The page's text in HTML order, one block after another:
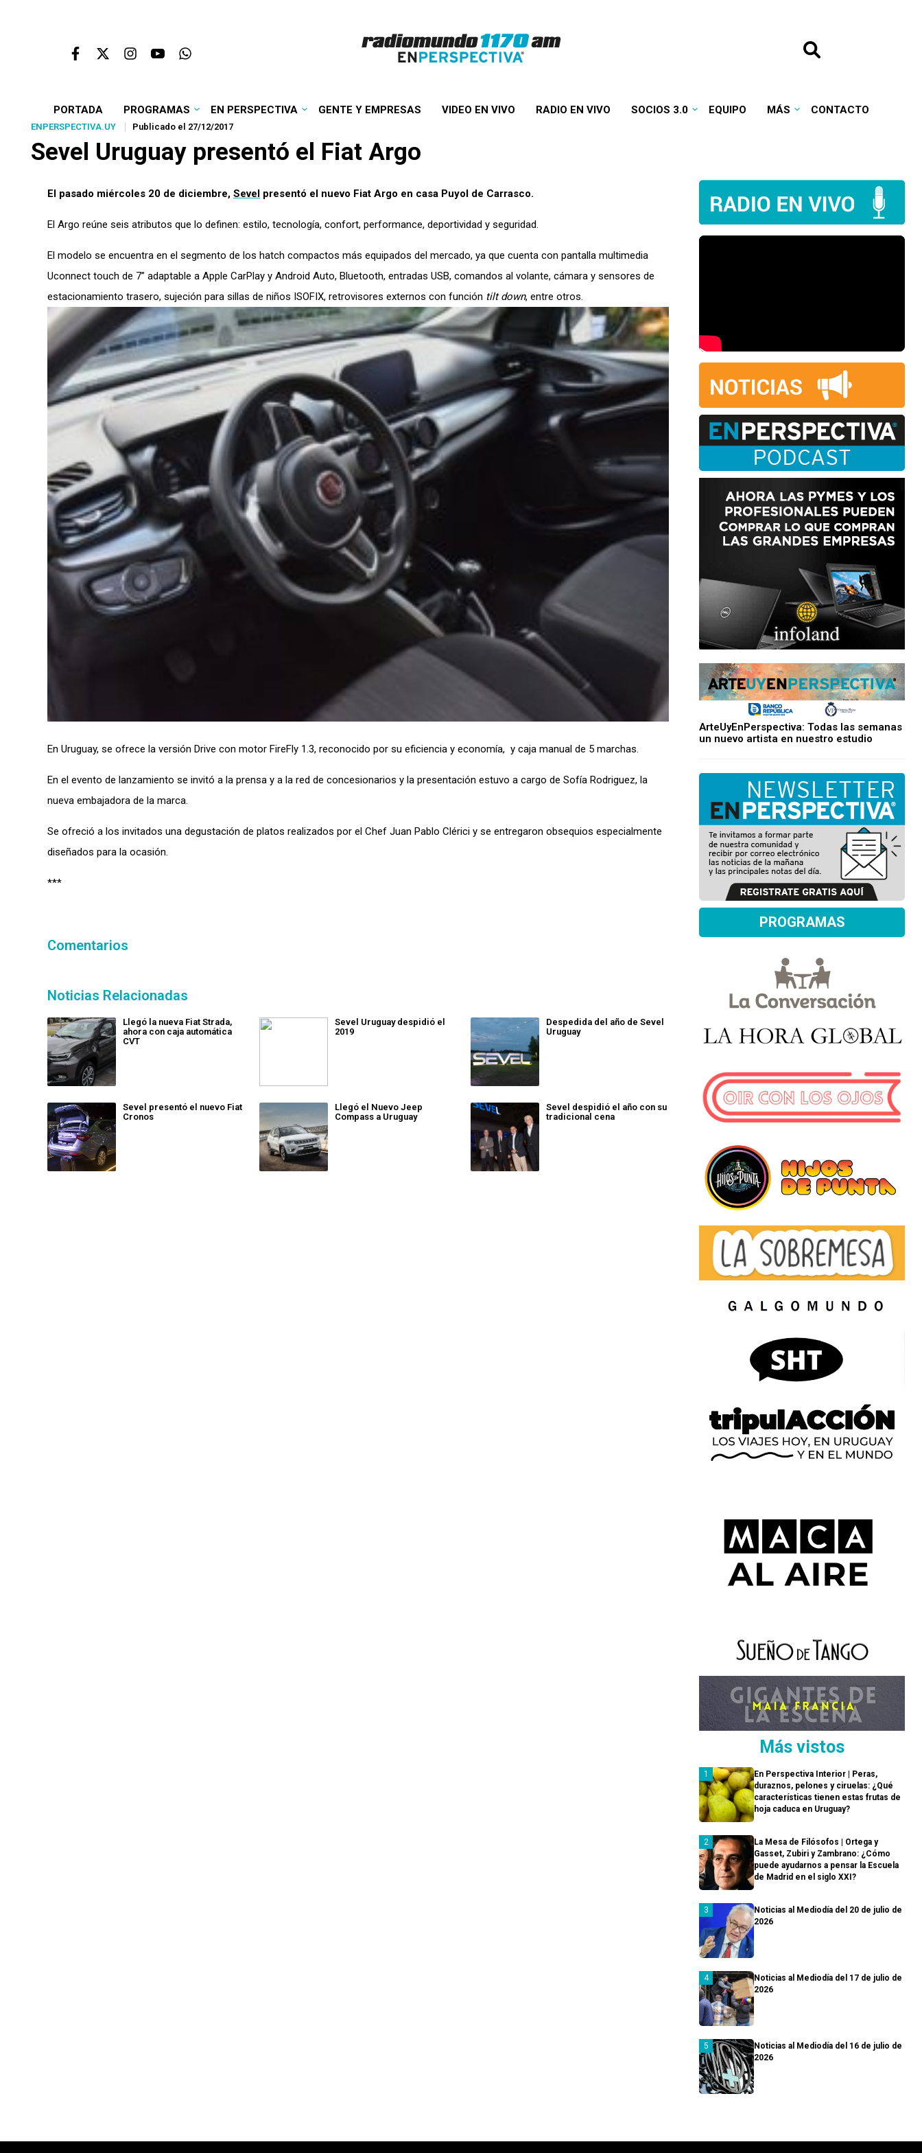
PORTADA PROGRAMAS EN PERSPECTIVA GENTE Y EMPRESAS VIDEO EN VIVO RADIO EN VIVO SOCIOS 3.0 EQUIPO MÁS CONTACTO
ENPERSPECTIVA.UY Publicado el 27/12/2017
Sevel Uruguay presentó el Fiat Argo
El pasado miércoles 20 de diciembre, Sevel presentó el nuevo Fiat Argo en casa Puyol de Carrasco.
El Argo reúne seis atributos que lo definen: estilo, tecnología, confort, performance, deportividad y seguridad.
El modelo se encuentra en el segmento de los hatch compactos más equipados del mercado, ya que cuenta con pantalla multimedia
Uconnect touch de 7” adaptable a Apple CarPlay y Android Auto, Bluetooth, entradas USB, comandos al volante, cámara y sensores de
estacionamiento trasero, sujeción para sillas de niños ISOFIX, retrovisores externos con función tilt down, entre otros.
En Uruguay, se ofrece la versión Drive con motor FireFly 1.3, reconocido por su eficiencia y economía, y caja manual de 5 marchas.
En el evento de lanzamiento se invitó a la prensa y a la red de concesionarios y la presentación estuvo a cargo de Sofía Rodriguez, la
nueva embajadora de la marca.
Se ofreció a los invitados una degustación de platos realizados por el Chef Juan Pablo Clérici y se entregaron obsequios especialmente
diseñados para la ocasión.
***
Comentarios
Noticias Relacionadas
Llegó la nueva Fiat Strada,
ahora con caja automática
CVT
Sevel Uruguay despidió el
2019
Despedida del año de Sevel
Uruguay
Sevel presentó el nuevo Fiat
Cronos
Llegó el Nuevo Jeep
Compass a Uruguay
Sevel despidió el año con su
tradicional cena
ArteUyEnPerspectiva: Todas las semanas
un nuevo artista en nuestro estudio
PROGRAMAS
Más vistos
En Perspectiva Interior | Peras,
duraznos, pelones y ciruelas: ¿Qué
características tienen estas frutas de
hoja caduca en Uruguay?
La Mesa de Filósofos | Ortega y
Gasset, Zubiri y Zambrano: ¿Cómo
puede ayudarnos a pensar la Escuela
de Madrid en el siglo XXI?
Noticias al Mediodía del 20 de julio de
2026
Noticias al Mediodía del 17 de julio de
2026
Noticias al Mediodía del 16 de julio de
2026